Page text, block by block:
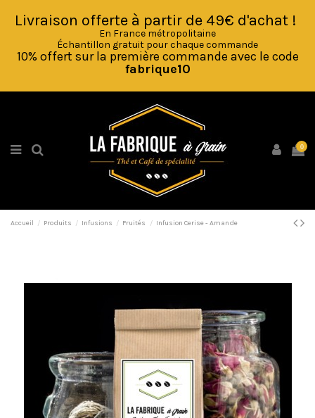
Livraison offerte à partir de 49€ d'achat !
En France métropolitaine
Échantillon gratuit pour chaque commande
10% offert sur la première commande avec le code
fabrique10
0
Accueil Produits Infusions Fruités Infusion Cerise - Amande